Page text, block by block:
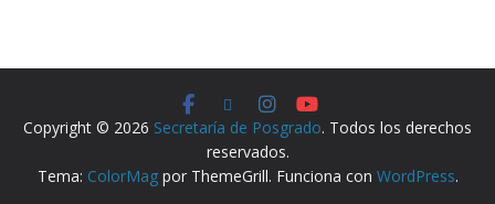
Copyright © 2026 Secretaría de Posgrado. Todos los derechos
reservados.
Tema: ColorMagpor ThemeGrill. Funciona con WordPress.